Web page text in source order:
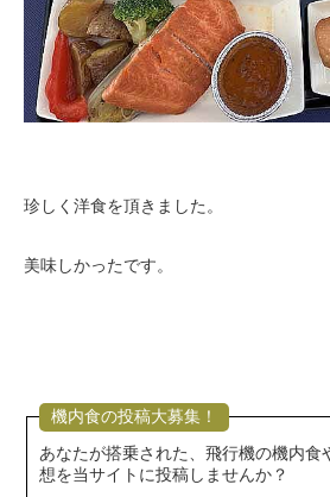
珍しく洋食を頂きました。
美味しかったです。
機内食の投稿大募集！
あなたが搭乗された、飛行機の機内食
想を当サイトに投稿しませんか？